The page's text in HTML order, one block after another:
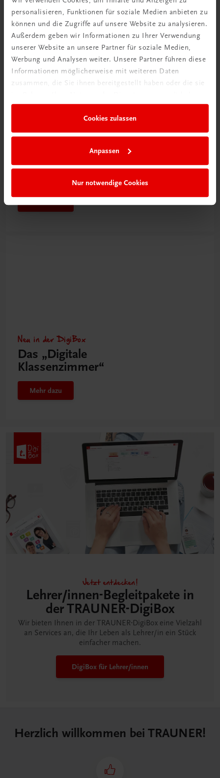
personalisieren, Funktionen für soziale Medien anbieten zu
können und die Zugriffe auf unsere Website zu analysieren.
Außerdem geben wir Informationen zu Ihrer Verwendung
unserer Website an unsere Partner für soziale Medien,
Werbung und Analysen weiter. Unsere Partner führen diese
Informationen möglicherweise mit weiteren Daten
zusammen, die Sie ihnen bereitgestellt haben oder die sie
Cookies zulassen
Anpassen
Nur notwendige Cookies
Mehr dazu
Schon entdeckt?
Ratgeber Schulpraxis
Neu in der DigiBox
Das „Digitale
Klassenzimmer“
Mehr dazu
Jetzt entdecken!
Lehrer/innen-Begleitpakete in
der TRAUNER-DigiBox
Wir bieten Ihnen in der TRAUNER-DigiBox eine Vielzahl
an Services an, die Ihr Leben als Lehrer/in ein Stück
einfacher machen.
DigiBox für Lehrer/innen
Herzlich willkommen bei TRAUNER!